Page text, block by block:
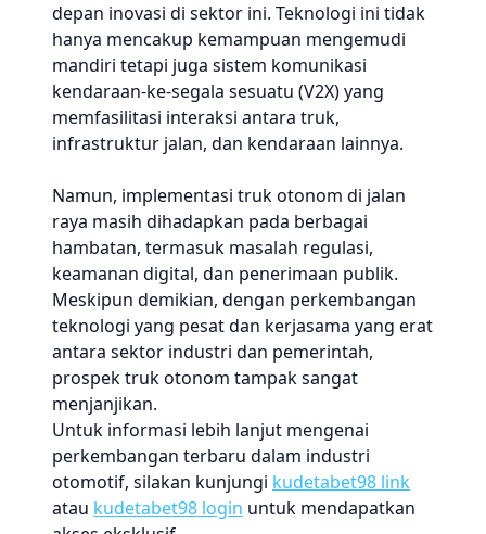
depan inovasi di sektor ini. Teknologi ini tidak
hanya mencakup kemampuan mengemudi
mandiri tetapi juga sistem komunikasi
kendaraan-ke-segala sesuatu (V2X) yang
memfasilitasi interaksi antara truk,
infrastruktur jalan, dan kendaraan lainnya.
Namun, implementasi truk otonom di jalan
raya masih dihadapkan pada berbagai
hambatan, termasuk masalah regulasi,
keamanan digital, dan penerimaan publik.
Meskipun demikian, dengan perkembangan
teknologi yang pesat dan kerjasama yang erat
antara sektor industri dan pemerintah,
prospek truk otonom tampak sangat
menjanjikan.
Untuk informasi lebih lanjut mengenai
perkembangan terbaru dalam industri
otomotif, silakan kunjungi kudetabet98 link
atau kudetabet98 login untuk mendapatkan